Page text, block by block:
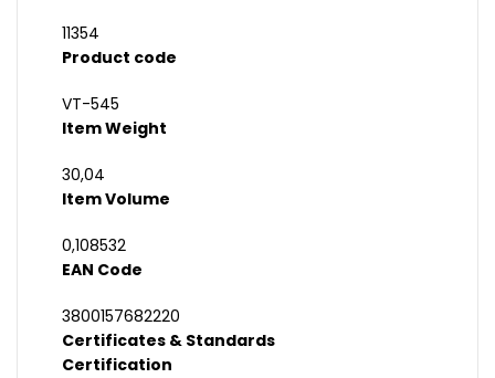
11354
Product code
VT-545
Item Weight
30,04
Item Volume
0,108532
EAN Code
3800157682220
Certificates & Standards
Certification